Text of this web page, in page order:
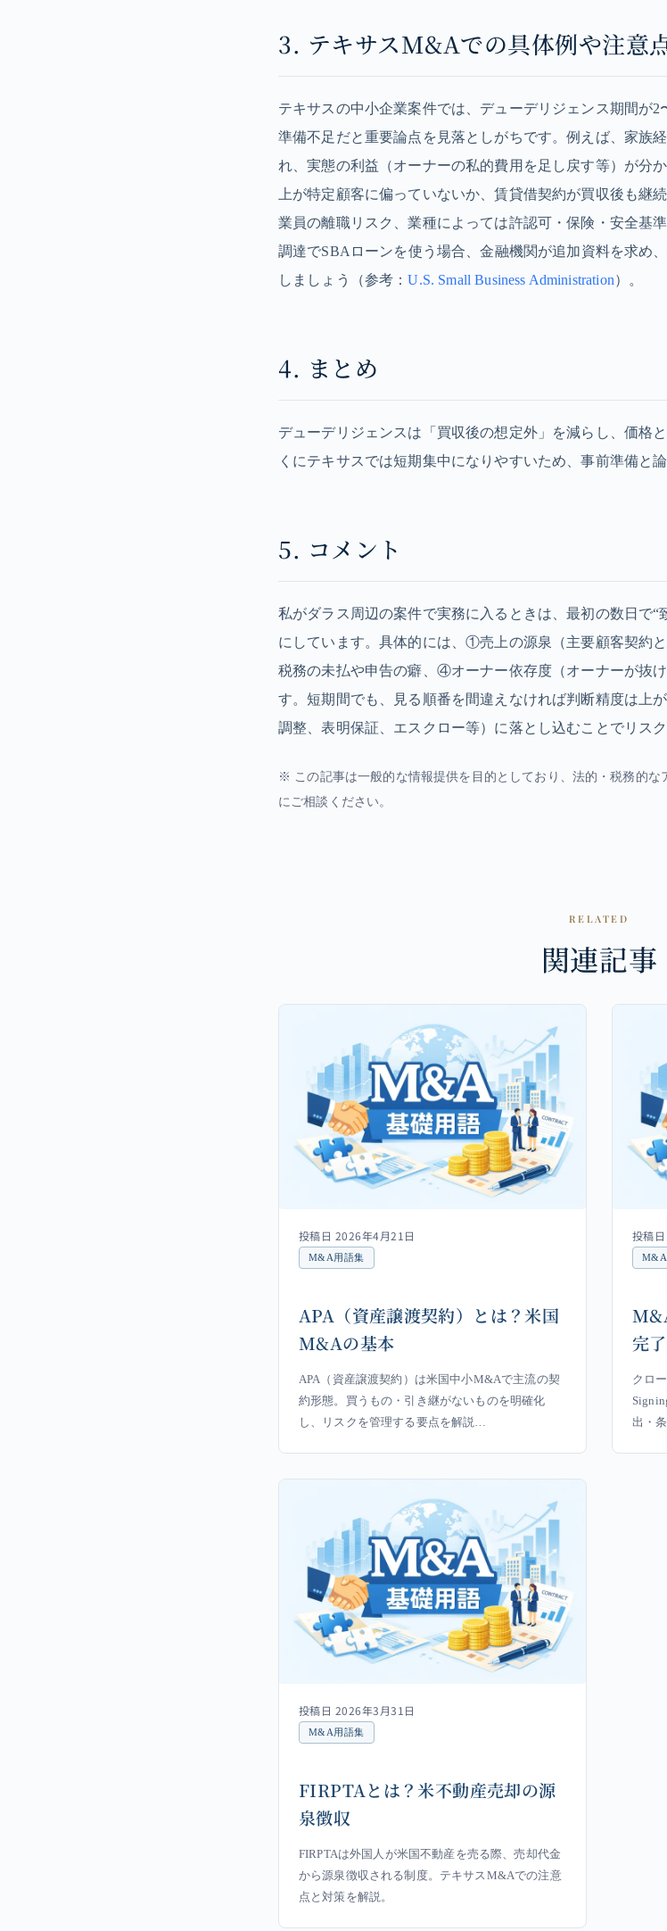
3. テキサスM&Aでの具体例や注意
テキサスの中小企業案件では、デューデリジェンス期間が2
準備不足だと重要論点を見落としがちです。例えば、家族
れ、実態の利益（オーナーの私的費用を足し戻す等）が分
上が特定顧客に偏っていないか、賃貸借契約が買収後も継
業員の離職リスク、業種によっては許認可・保険・安全基
調達でSBAローンを使う場合、金融機関が追加資料を求め
しましょう（参考：U.S. Small Business Administration）。
4. まとめ
デューデリジェンスは「買収後の想定外」を減らし、価格
くにテキサスでは短期集中になりやすいため、事前準備と
5. コメント
私がダラス周辺の案件で実務に入るときは、最初の数日で“
にしています。具体的には、①売上の源泉（主要顧客契約
税務の未払や申告の癖、④オーナー依存度（オーナーが抜
す。短期間でも、見る順番を間違えなければ判断精度は上
調整、表明保証、エスクロー等）に落とし込むことでリス
※ この記事は一般的な情報提供を目的としており、法的・税務的な
にご相談ください。
RELATED
関連記事
投稿日 2026年4月21日
M&A用語集
APA（資産譲渡契約）とは？米国
M&Aの基本
APA（資産譲渡契約）は米国中小M&Aで主流の契
約形態。買うもの・引き継がないものを明確化
し、リスクを管理する要点を解説…
投稿
完
クロ
出・
投稿日 2026年3月31日
M&A用語集
FIRPTAとは？米不動産売却の源
泉徴収
FIRPTAは外国人が米国不動産を売る際、売却代金
から源泉徴収される制度。テキサスM&Aでの注意
点と対策を解説。